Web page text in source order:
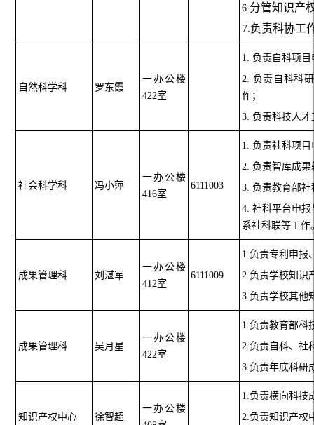
6.分管知识产
7.负责科协工
自然科学科 罗东霞
一办公楼
422室
1. 负责自科项
2. 负责自科科
作；
3. 负责科技人
社会科学科 冯小萍
一办公楼
416室
6111003
1. 负责社科项
2. 负责智库成
3. 负责教育部
4. 社科平台申
系社科联等工作
成果管理科 刘湛军
一办公楼
412室
6111009
1.负责专利申报
2.负责学校知识
3.负责学校其他
成果管理科 吴月星
一办公楼
422室
1.负责教育部科
2.负责自科、社
3.负责年底科研
知识产权中心 徐智超
一办公楼
1.负责横向科技
2.负责知识产权